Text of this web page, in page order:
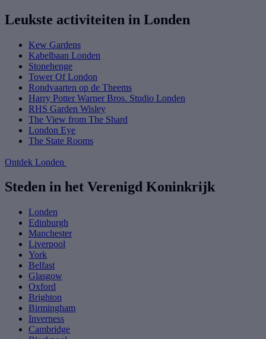
Leukste activiteiten in Londen
Kew Gardens
Kabelbaan Londen
Stonehenge
Tower Of London
Rondvaarten op de Theems
Harry Potter Warner Bros. Studio Londen
RHS Garden Wisley
The View from The Shard
London Eye
The State Rooms
Ontdek Londen
Steden in het Verenigd Koninkrijk
Londen
Edinburgh
Manchester
Liverpool
York
Belfast
Glasgow
Oxford
Brighton
Birmingham
Inverness
Cambridge